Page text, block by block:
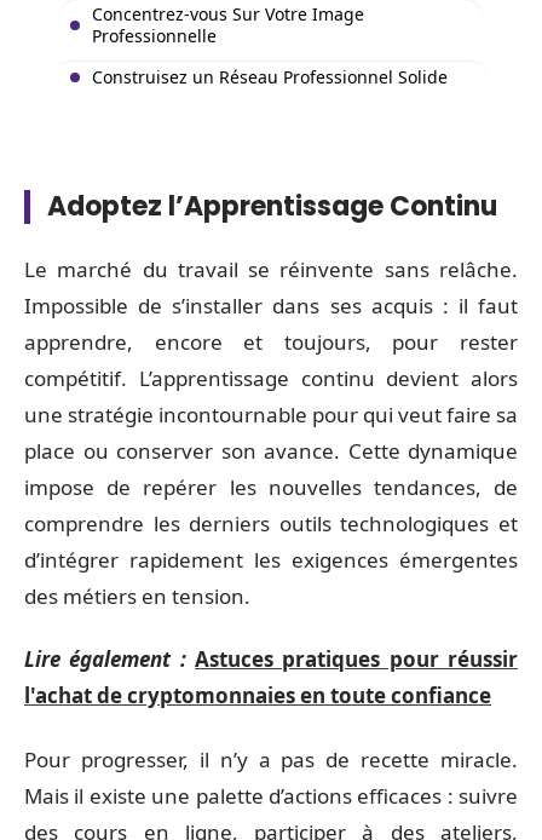
Concentrez-vous Sur Votre Image
Professionnelle
Construisez un Réseau Professionnel Solide
Adoptez l’Apprentissage Continu
Le marché du travail se réinvente sans relâche.
Impossible de s’installer dans ses acquis : il faut
apprendre, encore et toujours, pour rester
compétitif. L’apprentissage continu devient alors
une stratégie incontournable pour qui veut faire sa
place ou conserver son avance. Cette dynamique
impose de repérer les nouvelles tendances, de
comprendre les derniers outils technologiques et
d’intégrer rapidement les exigences émergentes
des métiers en tension.
Lire également : Astuces pratiques pour réussir
l'achat de cryptomonnaies en toute confiance
Pour progresser, il n’y a pas de recette miracle.
Mais il existe une palette d’actions efficaces : suivre
des cours en ligne, participer à des ateliers,